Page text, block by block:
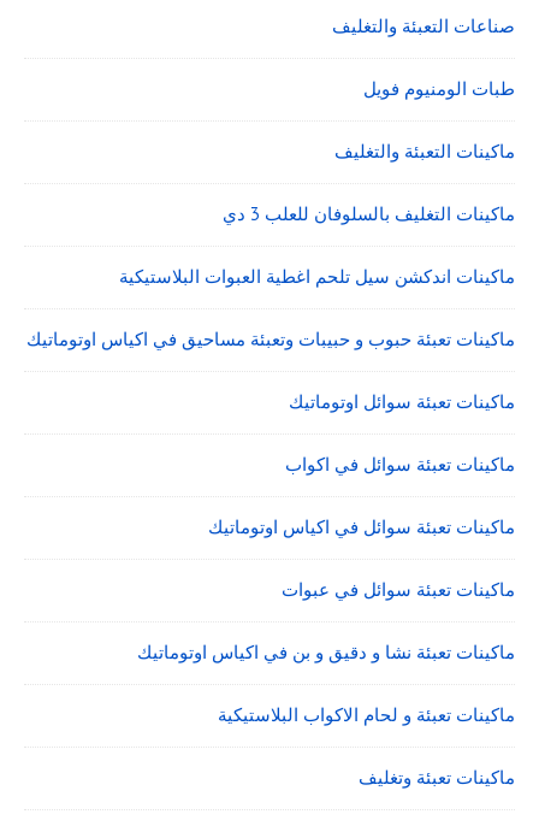
صناعات التعبئة والتغليف
طبات الومنيوم فويل
ماكينات التعبئة والتغليف
ماكينات التغليف بالسلوفان للعلب 3 دي
ماكينات اندكشن سيل تلحم اغطية العبوات البلاستيكية
ماكينات تعبئة حبوب و حبيبات وتعبئة مساحيق في اكياس اوتوماتيك
ماكينات تعبئة سوائل اوتوماتيك
ماكينات تعبئة سوائل في اكواب
ماكينات تعبئة سوائل في اكياس اوتوماتيك
ماكينات تعبئة سوائل في عبوات
ماكينات تعبئة نشا و دقيق و بن في اكياس اوتوماتيك
ماكينات تعبئة و لحام الاكواب البلاستيكية
ماكينات تعبئة وتغليف